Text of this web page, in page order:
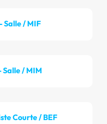
Salle / MIF
Salle / MIM
Courte / BEF